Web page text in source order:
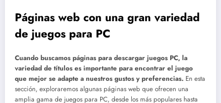
Páginas web con una gran variedad
de juegos para PC
Cuando buscamos páginas para descargar juegos PC, la
variedad de títulos es importante para encontrar el juego
que mejor se adapte a nuestros gustos y preferencias. En esta
sección, exploraremos algunas páginas web que ofrecen una
amplia gama de juegos para PC, desde los más populares hasta